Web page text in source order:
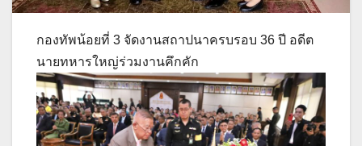
กองทัพน้อยที่ 3 จัดงานสถาปนาครบรอบ 36 ปี อดีต
นายทหารใหญ่ร่วมงานคึกคัก